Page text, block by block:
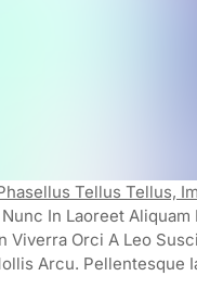
Tellus Tellus,
In Laoreet
Viverra Orci A Leo
Arcu. Pellentesque